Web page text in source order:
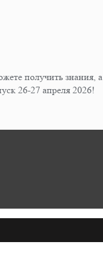
получить знания, а
26-27 апреля 2026!